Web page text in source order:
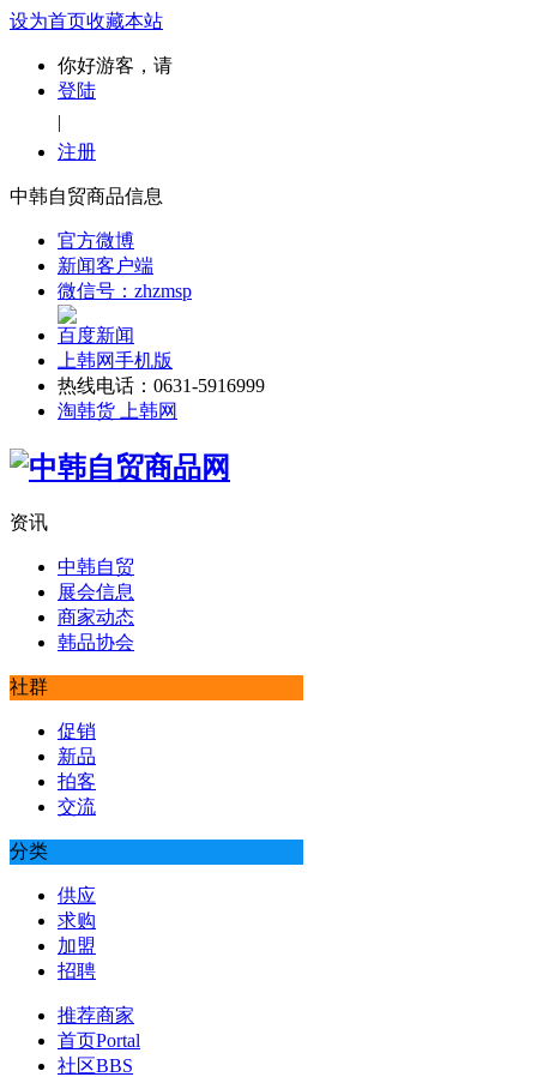
设为首页收藏本站
你好游客，请
登陆
|
注册
中韩自贸商品信息
官方微博
新闻客户端
微信号：zhzmsp
百度新闻
上韩网手机版
热线电话：0631-5916999
淘韩货 上韩网
资讯
中韩自贸
展会信息
商家动态
韩品协会
社群
促销
新品
拍客
交流
分类
供应
求购
加盟
招聘
推荐商家
首页Portal
社区BBS